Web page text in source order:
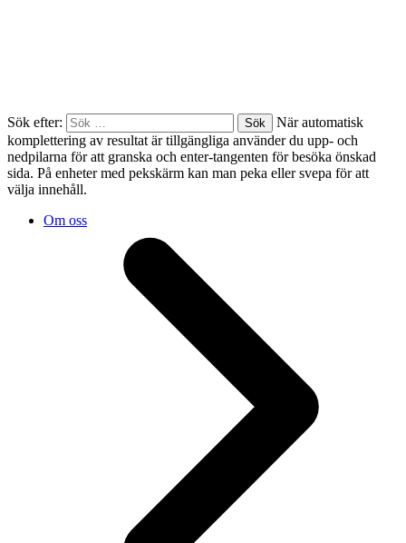
Sök efter:
När automatisk
komplettering av resultat är tillgängliga använder du upp- och
nedpilarna för att granska och enter-tangenten för besöka önskad
sida. På enheter med pekskärm kan man peka eller svepa för att
välja innehåll.
Om oss